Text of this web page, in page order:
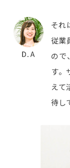
それ
従業
ので
す。
えて
待し